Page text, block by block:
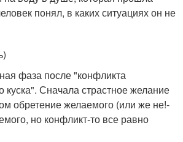
понял, в каких ситуациях он не
фаза после "конфликта
куска". Сначала страстное желание
обретение желаемого (или же не!-
но конфликт-то все равно